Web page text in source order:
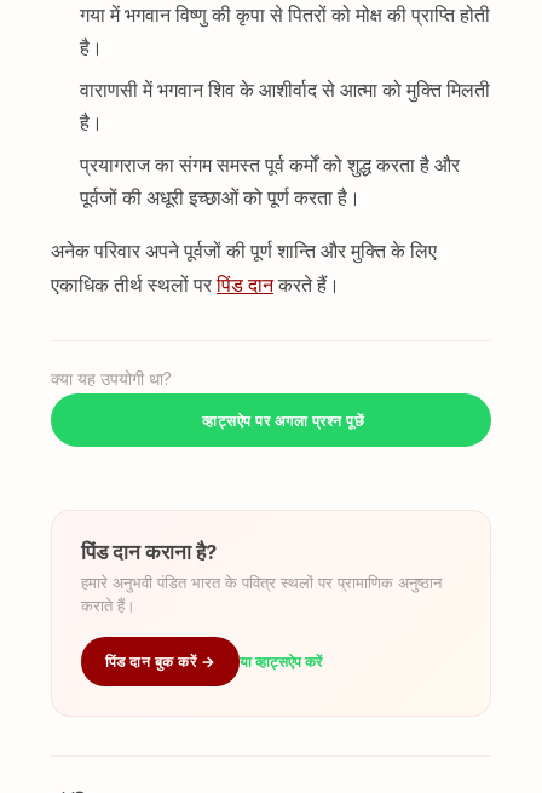
गया में भगवान विष्णु की कृपा से पितरों को मोक्ष की प्राप्ति होती
है।
वाराणसी में भगवान शिव के आशीर्वाद से आत्मा को मुक्ति मिलती
है।
प्रयागराज का संगम समस्त पूर्व कर्मों को शुद्ध करता है और
पूर्वजों की अधूरी इच्छाओं को पूर्ण करता है।
अनेक परिवार अपने पूर्वजों की पूर्ण शान्ति और मुक्ति के लिए
एकाधिक तीर्थ स्थलों परपिंड दानकरते हैं।
क्या यह उपयोगी था?
व्हाट्सऐप पर अगला प्रश्न पूछें
पिंड दान कराना है?
हमारे अनुभवी पंडित भारत के पवित्र स्थलों पर प्रामाणिक अनुष्ठान
कराते हैं।
पिंड दान बुक करें → या व्हाट्सऐप करें